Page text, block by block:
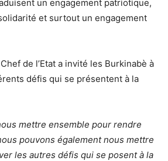
un engagement patriotique,
et surtout un engagement
de l’Etat a invité les Burkinabè à
défis qui se présentent à la
mettre ensemble pour rendre
pouvons également nous mettre
les autres défis qui se posent à la